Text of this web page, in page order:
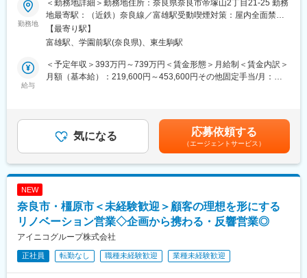
ビス2店舗を運営してます。今後の事業拡大に伴い、一緒に働いて
くださる仲間を増員募集中です。
■3つのポイント：
1．従業員定着率：従業員定着率に自信があります
・活気ある環境で2021年のオープン以降、社員の退職者は1名で
・「日勤のみ」「土日休み」「年間休日120日」「有給取得率
90％以上」従業員満足度を大切にしており有給は希望を考慮して
柔軟に取得可能です。連休にして旅行へ行くスタッフもいます
専門的な知識／技術が自然と身につきます。医療やリハビリに関
心のある方にもおすすめの環境です。
・リハビリに特化した半日型デイサービスで、ご利用者様の自立
勤務地
＜勤務地詳細＞勤務地住所：奈良県奈良市帝塚山2丁目21-25 勤務
地最寄駅：（近鉄）奈良線／富雄駅受動喫煙対策：屋内全面禁煙
変更の範囲：会社の定める事業所
【最寄り駅】
富雄駅、学園前駅(奈良県)、東生駒駅
給与
＜予定年収＞393万円～739万円＜賃金形態＞月給制＜賃金内訳＞
月額（基本給）：219,600円～453,600円その他固定手当/月：
業手当＞有＜給与補足＞■月給：・処遇改善手当は業績により変動
あり・その他固定手当詳細：■残業代：残業の有無に関わらず10
時間分として支給。超過分は別途支給■賞与：年2回／7月、12月■
昇給：年2回／6月、12月賃金はあくまでも目安の金額であり、選
考を通じて上下する可能性があります。月給(月額)は固定手当を含
気になる 応募依頼する
（エージェントサービス）
NEW
奈良市・橿原市＜未経験歓迎＞顧客の理想を形にする
リノベーション営業◇企画から携わる・反響営業◎
アイニコグループ株式会社
正社員 転勤なし 職種未経験歓迎 業種未経験歓迎